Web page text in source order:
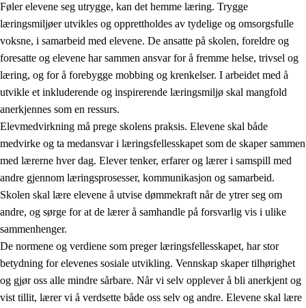
3. Prinsipper for skolens praksis
3.1 Et inkluderende læringsmiljø
3.2 Undervisning og tilpasset opplæring
3.3 Samarbeid mellom hjem og skole
3.4 Opplæring i lærebedrift og arbeidsliv
3.5 Profesjonsfellesskap og skoleutvikling
Føler elevene seg utrygge, kan det hemme læring. Trygge
læringsmiljøer utvikles og opprettholdes av tydelige og omsorgsfulle
voksne, i samarbeid med elevene. De ansatte på skolen, foreldre og
foresatte og elevene har sammen ansvar for å fremme helse, trivsel og
læring, og for å forebygge mobbing og krenkelser. I arbeidet med å
utvikle et inkluderende og inspirerende læringsmiljø skal mangfold
anerkjennes som en ressurs.
Elevmedvirkning må prege skolens praksis. Elevene skal både
medvirke og ta medansvar i læringsfellesskapet som de skaper sammen
med lærerne hver dag. Elever tenker, erfarer og lærer i samspill med
andre gjennom læringsprosesser, kommunikasjon og samarbeid.
Skolen skal lære elevene å utvise dømmekraft når de ytrer seg om
andre, og sørge for at de lærer å samhandle på forsvarlig vis i ulike
sammenhenger.
De normene og verdiene som preger læringsfellesskapet, har stor
betydning for elevenes sosiale utvikling. Vennskap skaper tilhørighet
og gjør oss alle mindre sårbare. Når vi selv opplever å bli anerkjent og
vist tillit, lærer vi å verdsette både oss selv og andre. Elevene skal lære